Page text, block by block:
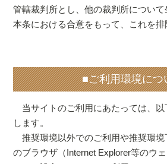
管轄裁判所とし、他の裁判所について
本条における合意をもって、これを排
■ご利用環境につ
当サイトのご利用にあたっては、以
します。
推奨環境以外でのご利用や推奨環境
のブラウザ（Internet Explorer等のウ